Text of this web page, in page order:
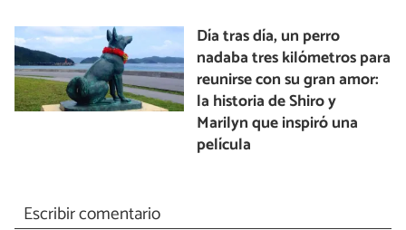
Día tras día, un perro
nadaba tres kilómetros para
reunirse con su gran amor:
la historia de Shiro y
Marilyn que inspiró una
película
Escribir comentario